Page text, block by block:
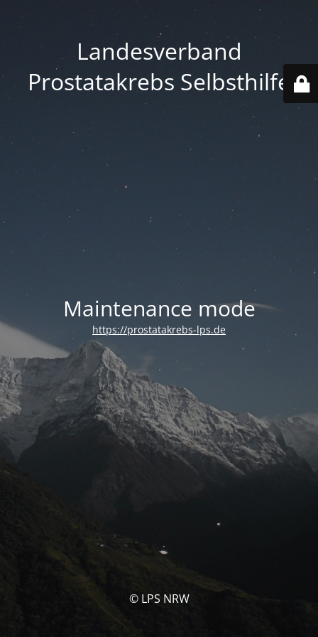
Landesverband
Prostatakrebs Selbsthilfe
Maintenance mode
https://prostatakrebs-lps.de
© LPS NRW